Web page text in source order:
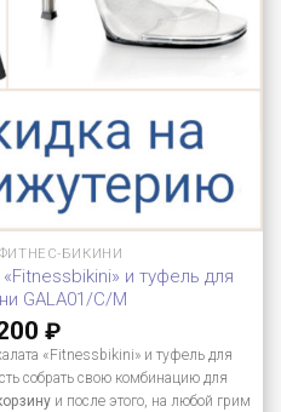
БИКИНИ
и туфель для
GALA01/C/M
₽
«Fitnessbikini» и туфель для
собрать свою комбинацию для
и после этого, на любой грим